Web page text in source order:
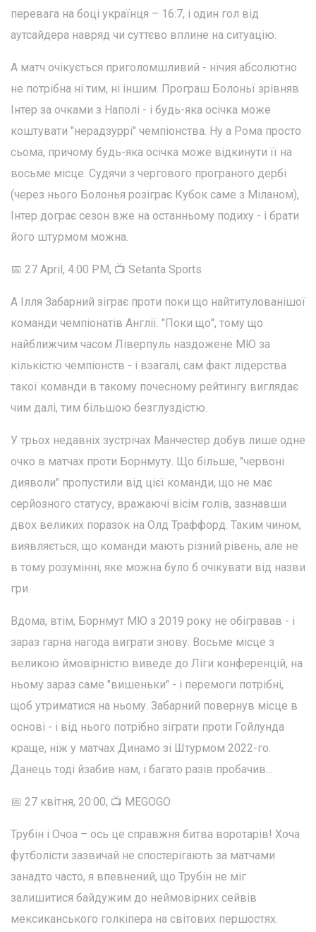
перевага на боці українця – 16:7, і один гол від
аутсайдера навряд чи суттєво вплине на ситуацію.
А матч очікується приголомшливий - нічия абсолютно
не потрібна ні тим, ні іншим. Програш Болоньї зрівняв
Інтер за очками з Наполі - і будь-яка осічка може
коштувати "нерадзуррі" чемпіонства. Ну а Рома просто
сьома, причому будь-яка осічка може відкинути її на
восьме місце. Судячи з чергового програного дербі
(через нього Болонья розіграє Кубок саме з Міланом),
Інтер дограє сезон вже на останньому подиху - і брати
його штурмом можна.
📅 27 April, 4:00 PM, 📺 Setanta Sports
А Ілля Забарний зіграє проти поки що найтитулованішої
команди чемпіонатів Англії. "Поки що", тому що
найближчим часом Ліверпуль наздожене МЮ за
кількістю чемпіонств - і взагалі, сам факт лідерства
такої команди в такому почесному рейтингу виглядає
чим далі, тим більшою безглуздістю.
У трьох недавніх зустрічах Манчестер добув лише одне
очко в матчах проти Борнмуту. Що більше, "червоні
дияволи" пропустили від цієї команди, що не має
серйозного статусу, вражаючі вісім голів, зазнавши
двох великих поразок на Олд Траффорд. Таким чином,
виявляється, що команди мають різний рівень, але не
в тому розумінні, яке можна було б очікувати від назви
гри.
Вдома, втім, Борнмут МЮ з 2019 року не обігравав - і
зараз гарна нагода виграти знову. Восьме місце з
великою ймовірністю виведе до Ліги конференцій, на
ньому зараз саме "вишеньки" - і перемоги потрібні,
щоб утриматися на ньому. Забарний повернув місце в
основі - і від нього потрібно зіграти проти Гойлунда
краще, ніж у матчах Динамо зі Штурмом 2022-го.
Данець тоді йзабив нам, і багато разів пробачив...
📅 27 квітня, 20:00, 📺 MEGOGO
Трубін і Очоа – ось це справжня битва воротарів! Хоча
футболісти зазвичай не спостерігають за матчами
занадто часто, я впевнений, що Трубін не міг
залишитися байдужим до неймовірних сейвів
мексиканського голкіпера на світових першостях.